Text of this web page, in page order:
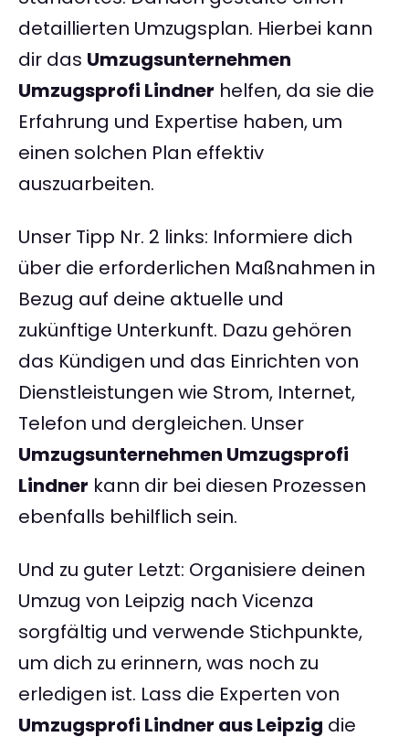
detaillierten Umzugsplan. Hierbei kann
dir das Umzugsunternehmen
Umzugsprofi Lindner helfen, da sie die
Erfahrung und Expertise haben, um
einen solchen Plan effektiv
auszuarbeiten.
Unser Tipp Nr. 2 links: Informiere dich
über die erforderlichen Maßnahmen in
Bezug auf deine aktuelle und
zukünftige Unterkunft. Dazu gehören
das Kündigen und das Einrichten von
Dienstleistungen wie Strom, Internet,
Telefon und dergleichen. Unser
Umzugsunternehmen Umzugsprofi
Lindner kann dir bei diesen Prozessen
ebenfalls behilflich sein.
Und zu guter Letzt: Organisiere deinen
Umzug von Leipzig nach Vicenza
sorgfältig und verwende Stichpunkte,
um dich zu erinnern, was noch zu
erledigen ist. Lass die Experten von
Umzugsprofi Lindner aus Leipzig die